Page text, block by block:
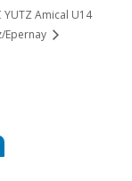
YUTZ Amical U14
Epernay